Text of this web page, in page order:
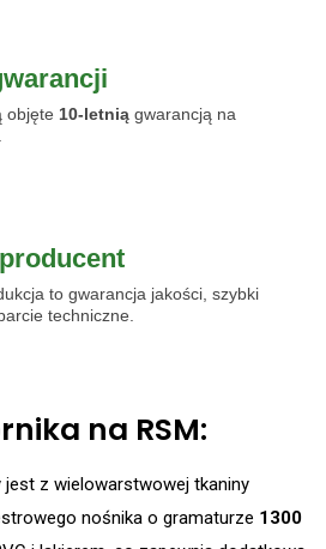
objęte 10-letnią gwarancją na
to gwarancja jakości, szybki
techniczne.
na RSM:
jest z wielowarstwowej tkaniny
nośnika o gramaturze 1300